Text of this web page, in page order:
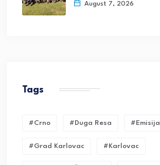
August 7, 2026
Tags
#crno #duga Resa #emisija
#grad Karlovac #karlovac